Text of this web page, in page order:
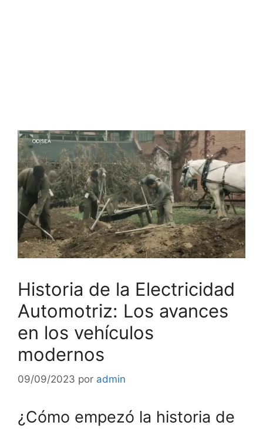
Historia de la Electricidad
Automotriz: Los avances
en los vehículos
modernos
09/09/2023 por admin
¿Cómo empezó la historia de